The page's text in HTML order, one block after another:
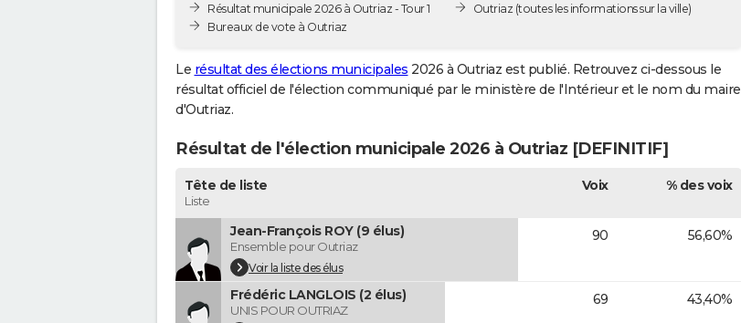
Résultat municipale 2026 à Outriaz - Tour 1
Bureaux de vote à Outriaz
Outriaz (toutes les informations sur la ville)
Le résultat des élections municipales 2026 à Outriaz est publié. Retrouvez ci-dessous le
résultat officiel de l'élection communiqué par le ministère de l'Intérieur et le nom du maire
d'Outriaz.
Résultat de l'élection municipale 2026 à Outriaz [DEFINITIF]
Tête de liste
Liste
Voix % des voix
Jean-François ROY (9 élus)
Ensemble pour Outriaz
Voir la liste des élus
90 56,60%
Frédéric LANGLOIS (2 élus)
UNIS POUR OUTRIAZ
69 43,40%